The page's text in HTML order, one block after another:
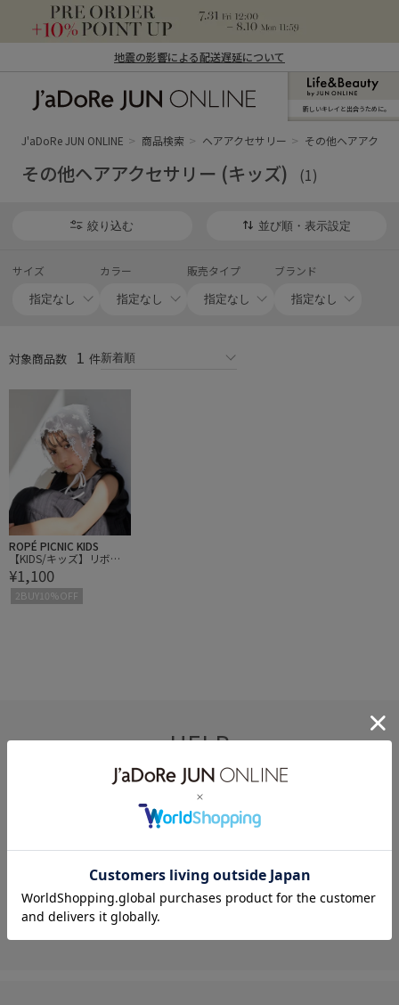
地震の影響による配送遅延について
ン オンライン）
新しいキレイと出合うために。
J'aDoRe JUN ONLINE 商品検索 ヘアアクセサリー その他ヘアアクセ
その他ヘアアクセサリー (キッズ) (1)
絞り込む 並び順・表示設定
サイズ カラー 販売タイプ ブランド
対象商品数 1 件
ROPÉ PICNIC KIDS
【KIDS/キッズ】リボン
レースバブーシュカ
¥1,100
2BUY10%OFF
HELP
何かお困りですか？
FAQ
お問い合わせ